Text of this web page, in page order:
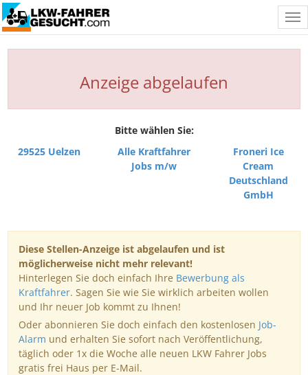
Anzeige abgelaufen
Bitte wählen Sie:
29525 Uelzen
Alle Kraftfahrer
Jobs m/w
Froneri Ice
Cream
Deutschland
GmbH
Diese Stellen-Anzeige ist abgelaufen und ist
möglicherweise nicht mehr relevant!
Hinterlegen Sie doch einfach Ihre Bewerbung als
Kraftfahrer. Sagen Sie wie Sie wirklich arbeiten wollen
und Ihr neuer Job kommt zu Ihnen!
Oder abonnieren Sie doch einfach den kostenlosen Job-
Alarm und erhalten Sie sofort nach Veröffentlichung,
täglich oder 1x die Woche alle neuen LKW Fahrer Jobs
gratis frei Haus per E-Mail.